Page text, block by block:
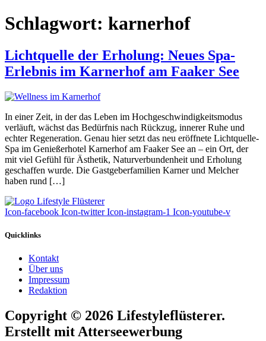
Schlagwort: karnerhof
Lichtquelle der Erholung: Neues Spa-
Erlebnis im Karnerhof am Faaker See
In einer Zeit, in der das Leben im Hochgeschwindigkeitsmodus
verläuft, wächst das Bedürfnis nach Rückzug, innerer Ruhe und
echter Regeneration. Genau hier setzt das neu eröffnete Lichtquelle-
Spa im Genießerhotel Karnerhof am Faaker See an – ein Ort, der
mit viel Gefühl für Ästhetik, Naturverbundenheit und Erholung
geschaffen wurde. Die Gastgeberfamilien Karner und Melcher
haben rund […]
Icon-facebook Icon-twitter Icon-instagram-1 Icon-youtube-v
Quicklinks
Kontakt
Über uns
Impressum
Redaktion
Copyright © 2026 Lifestyleflüsterer.
Erstellt mit Atterseewerbung